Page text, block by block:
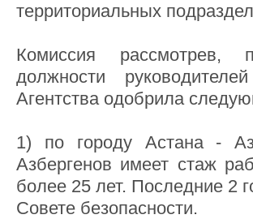
территориальных
Комиссия рассмотрев,
должности
Агентства одобрила
1) по городу Астана -
Азбергенов имеет стаж
более 25 лет. Последние 2
Совете безопасности.